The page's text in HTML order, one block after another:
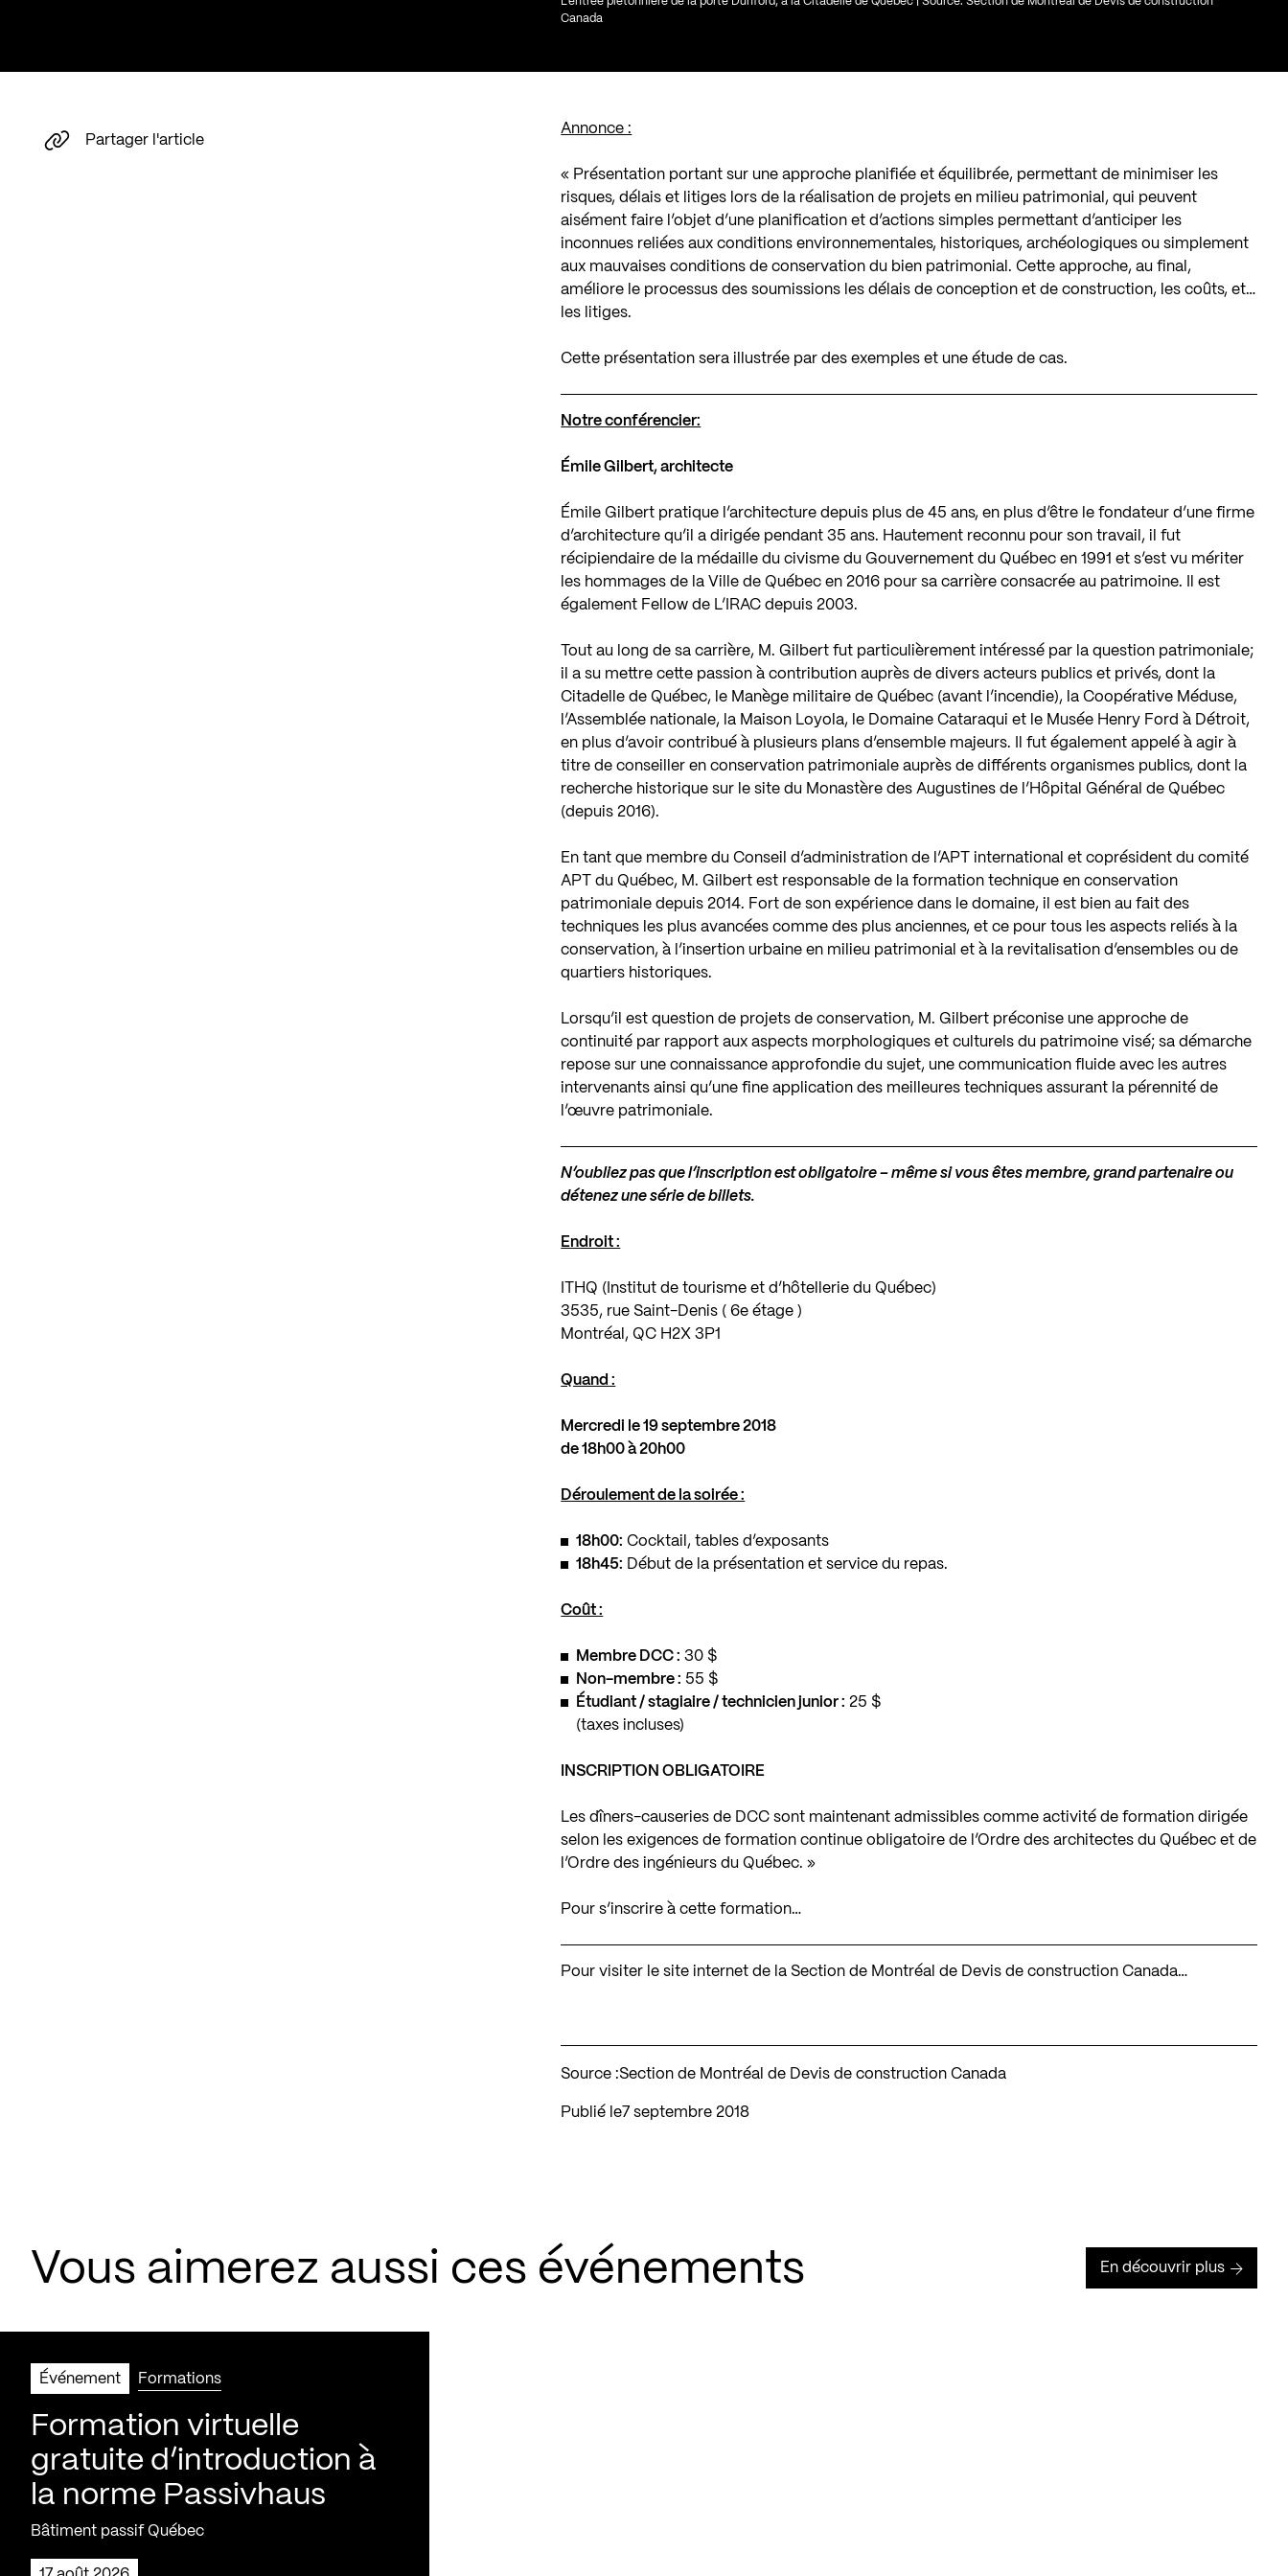
Canada
Annonce :
« Présentation portant sur une approche planifiée et équilibrée, permettant de minimiser les
risques, délais et litiges lors de la réalisation de projets en milieu patrimonial, qui peuvent
aisément faire l’objet d’une planification et d’actions simples permettant d’anticiper les
inconnues reliées aux conditions environnementales, historiques, archéologiques ou simplement
aux mauvaises conditions de conservation du bien patrimonial. Cette approche, au final,
améliore le processus des soumissions les délais de conception et de construction, les coûts, et…
les litiges.
Cette présentation sera illustrée par des exemples et une étude de cas.
Notre conférencier:
Émile Gilbert, architecte
Émile Gilbert pratique l’architecture depuis plus de 45 ans, en plus d’être le fondateur d’une firme
d’architecture qu’il a dirigée pendant 35 ans. Hautement reconnu pour son travail, il fut
récipiendaire de la médaille du civisme du Gouvernement du Québec en 1991 et s’est vu mériter
les hommages de la Ville de Québec en 2016 pour sa carrière consacrée au patrimoine. Il est
également Fellow de L’IRAC depuis 2003.
Tout au long de sa carrière, M. Gilbert fut particulièrement intéressé par la question patrimoniale;
il a su mettre cette passion à contribution auprès de divers acteurs publics et privés, dont la
Citadelle de Québec, le Manège militaire de Québec (avant l’incendie), la Coopérative Méduse,
l’Assemblée nationale, la Maison Loyola, le Domaine Cataraqui et le Musée Henry Ford à Détroit,
en plus d’avoir contribué à plusieurs plans d’ensemble majeurs. Il fut également appelé à agir à
titre de conseiller en conservation patrimoniale auprès de différents organismes publics, dont la
recherche historique sur le site du Monastère des Augustines de l’Hôpital Général de Québec
(depuis 2016).
En tant que membre du Conseil d’administration de l’APT international et coprésident du comité
APT du Québec, M. Gilbert est responsable de la formation technique en conservation
patrimoniale depuis 2014. Fort de son expérience dans le domaine, il est bien au fait des
techniques les plus avancées comme des plus anciennes, et ce pour tous les aspects reliés à la
conservation, à l’insertion urbaine en milieu patrimonial et à la revitalisation d’ensembles ou de
quartiers historiques.
Lorsqu’il est question de projets de conservation, M. Gilbert préconise une approche de
continuité par rapport aux aspects morphologiques et culturels du patrimoine visé; sa démarche
repose sur une connaissance approfondie du sujet, une communication fluide avec les autres
intervenants ainsi qu’une fine application des meilleures techniques assurant la pérennité de
l’œuvre patrimoniale.
N’oubliez pas que l’inscription est obligatoire – même si vous êtes membre, grand partenaire ou
détenez une série de billets.
Endroit :
ITHQ (Institut de tourisme et d’hôtellerie du Québec)
3535, rue Saint-Denis ( 6e étage )
Montréal, QC H2X 3P1
Quand :
Mercredi le 19 septembre 2018
de 18h00 à 20h00
Déroulement de la soirée :
18h00: Cocktail, tables d’exposants
18h45: Début de la présentation et service du repas.
Coût :
Membre DCC : 30 $
Non-membre : 55 $
Étudiant / stagiaire / technicien junior : 25 $
(taxes incluses)
INSCRIPTION OBLIGATOIRE
Les dîners-causeries de DCC sont maintenant admissibles comme activité de formation dirigée
selon les exigences de formation continue obligatoire de l’Ordre des architectes du Québec et de
l’Ordre des ingénieurs du Québec. »
Pour s’inscrire à cette formation…
Pour visiter le site internet de la Section de Montréal de Devis de construction Canada…
Source :Section de Montréal de Devis de construction Canada
Publié le 7 septembre 2018
Partager l'article
Vous aimerez aussi ces événements En découvrir plus
Événement Formations
Formation virtuelle
gratuite d’introduction à
la norme Passivhaus
Bâtiment passif Québec